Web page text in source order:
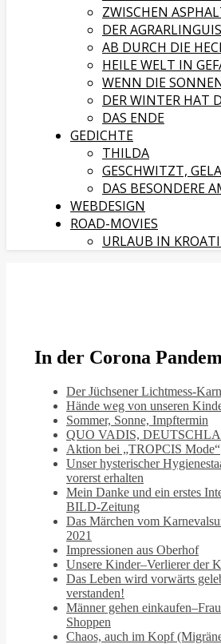
ZWISCHEN
DER
AB DURCH DIE
HEILE WELT IN
WENN DIE
DER WINTER HAT
DAS ENDE
GEDICHTE
THILDA
GESCHWITZT,
DAS BESONDERE
WEBDESIGN
ROAD-MOVIES
URLAUB IN
In der Corona
Der Jüchsener Lichtmess-
Hände weg von unseren
Sommer, Sonne, Impftermin
QUO VADIS,
Aktion bei „TROPCIS Mode“
Unser hysterischer
vorerst erhalten
Mein Danke und ein erstes
BILD-Zeitung
Das Märchen vom
2021
Impressionen aus Oberhof
Unsere Kinder–Verlierer der
Das Leben wird vorwärts
verstanden!
Männer gehen
Shoppen
Chaos, auch im Kopf